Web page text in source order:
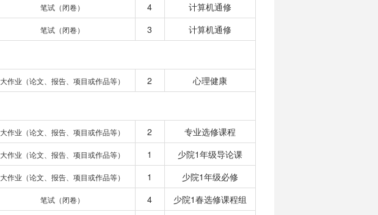
笔试（闭卷） 4
计算机通修
笔试（闭卷） 3 计算机通修
大作业（论文、报告、项目或作品等） 2 心理健康
大作业（论文、报告、项目或作品等） 2
专业选修课程
大作业（论文、报告、项目或作品等） 1
少院1年级导论课
大作业（论文、报告、项目或作品等） 1
少院1年级必修
笔试（闭卷） 4
少院1春选修课程组